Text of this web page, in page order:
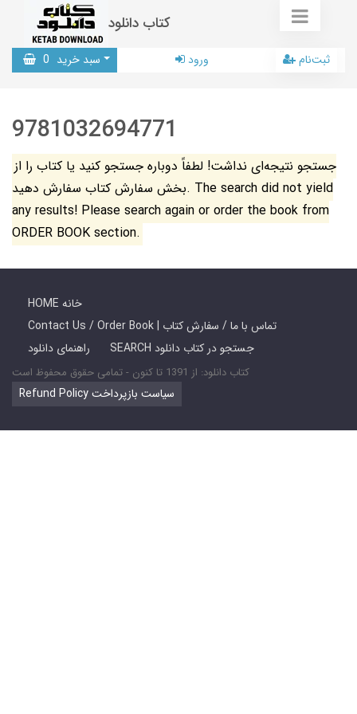
کتاب دانلود
سبد خرید 0 ورود ثبت‌نام
9781032694771
جستجو نتیجه‌ای نداشت! لطفاً دوباره جستجو کنید یا کتاب را از
بخش سفارش کتاب سفارش دهید. The search did not yield
any results! Please search again or order the book from
ORDER BOOK section.
HOME خانه
Contact Us / Order Book | تماس با ما / سفارش کتاب
راهنمای دانلود
SEARCH جستجو در کتاب دانلود
کتاب دانلود: از 1391 تا کنون - تمامی حقوق محفوظ است
Refund Policy سیاست بازپرداخت